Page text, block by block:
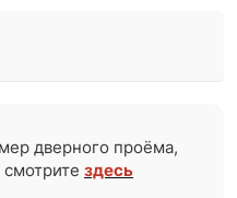
дверного проёма,
смотритездесь